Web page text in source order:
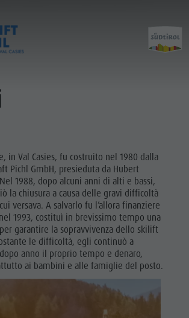
in Val Casies, fu costruito nel 1980 dalla
Pichl GmbH, presieduta da Hubert
1988, dopo alcuni anni di alti e bassi,
la chiusura a causa delle gravi difficoltà
versava. A salvarlo fu l’allora finanziere
1993, costituì in brevissimo tempo una
garantire la sopravvivenza dello skilift
le difficoltà, egli continuò a
anno il proprio tempo e denaro,
ai bambini e alle famiglie del posto.